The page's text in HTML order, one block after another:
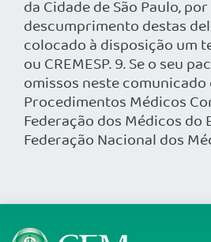
da Cidade de São Paulo,
descumprimento destas
colocado à disposição um
ou CREMESP. 9. Se o seu
omissos neste
Procedimentos Médicos
Federação dos Médicos do
Federação Nacional dos